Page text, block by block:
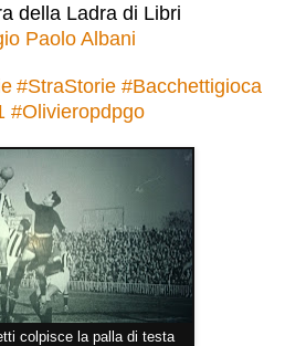
della Ladra di Libri
Paolo Albani
#StraStorie #Bacchettigioca
#Olivieropdpgo
colpisce la palla di testa